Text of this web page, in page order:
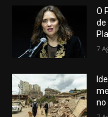
O
de
7
no